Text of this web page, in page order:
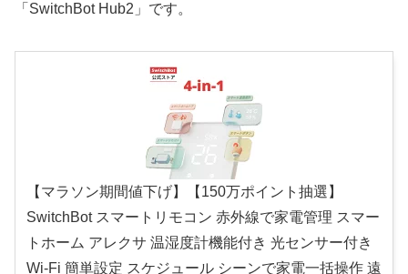
「SwitchBot Hub2」です。
【マラソン期間値下げ】【150万ポイント抽選】
SwitchBot スマートリモコン 赤外線で家電管理 スマー
トホーム アレクサ 温湿度計機能付き 光センサー付き
Wi-Fi 簡単設定 スケジュール シーンで家電一括操作 遠